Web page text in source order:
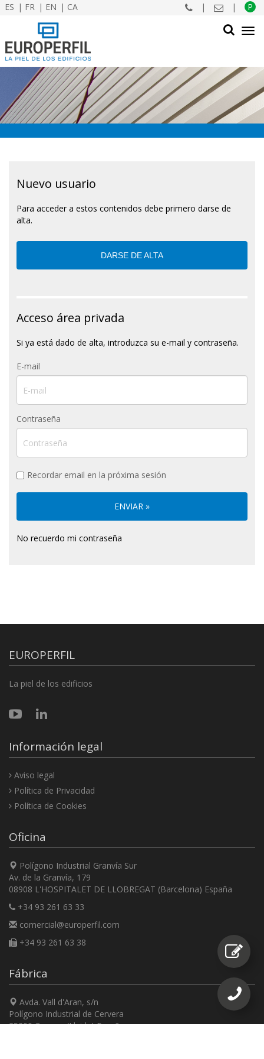
ES FR EN CA | | P
BUSCAR
Nuevo usuario
Para acceder a estos contenidos debe primero darse de
alta.
DARSE DE ALTA
Acceso área privada
Si ya está dado de alta, introduzca su e-mail y contraseña.
E-mail
Contraseña
Recordar email en la próxima sesión
No recuerdo mi contraseña
EUROPERFIL
La piel de los edificios
Información legal
Aviso legal
Política de Privacidad
Política de Cookies
Oficina
Polígono Industrial Granvía Sur
Av. de la Granvía, 179
08908 L'HOSPITALET DE LLOBREGAT (Barcelona) España
+34 93 261 63 33
comercial@europerfil.com
+34 93 261 63 38
Fábrica
Avda. Vall d'Aran, s/n
Polígono Industrial de Cervera
25200 Cervera (Lleida) España